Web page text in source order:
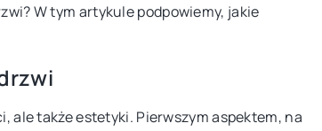
W tym artykule podpowiemy, jakie
ale także estetyki. Pierwszym aspektem, na
zacisznego kącika w ogrodzie